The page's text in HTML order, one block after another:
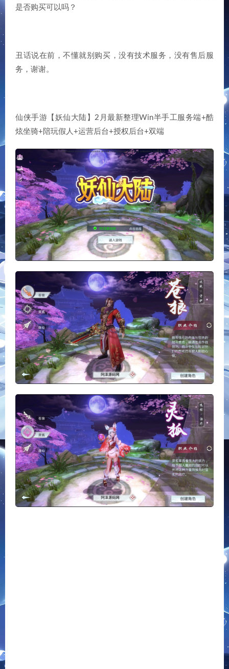
是否购买可以吗？
丑话说在前，不懂就别购买，没有技术服务，没有售后服
务，谢谢。
仙侠手游【妖仙大陆】2月最新整理Win半手工服务端+酷
炫坐骑+陪玩假人+运营后台+授权后台+双端